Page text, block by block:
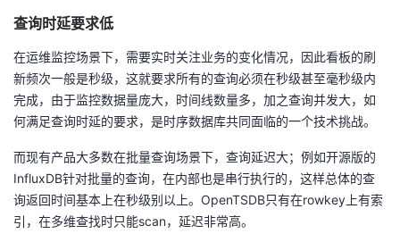
查询时延要求低
在运维监控场景下，需要实时关注业务的变化情况，因此看板的刷
新频次一般是秒级，这就要求所有的查询必须在秒级甚至毫秒级内
完成，由于监控数据量庞大，时间线数量多，加之查询并发大，如
何满足查询时延的要求，是时序数据库共同面临的一个技术挑战。
而现有产品大多数在批量查询场景下，查询延迟大；例如开源版的
InfluxDB针对批量的查询，在内部也是串行执行的，这样总体的查
询返回时间基本上在秒级别以上。OpenTSDB只有在rowkey上有索
引，在多维查找时只能scan，延迟非常高。